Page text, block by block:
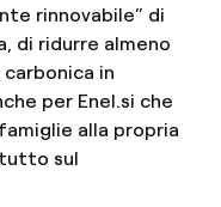
rinnovabile” di
di ridurre almeno
in
per Enel.si che
alla propria
sul